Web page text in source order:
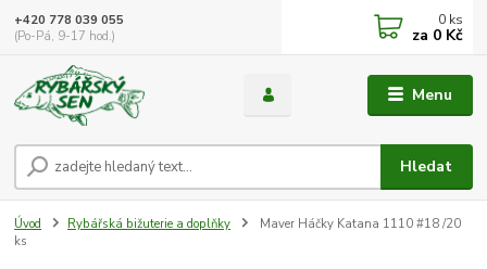
Menu
Hledat
+420 778 039 055
(Po-Pá, 9-17 hod.)
0 ks
za 0 Kč
Úvod Rybářská bižuterie a doplňky
Maver Háčky Katana 1110 #18 /20
ks